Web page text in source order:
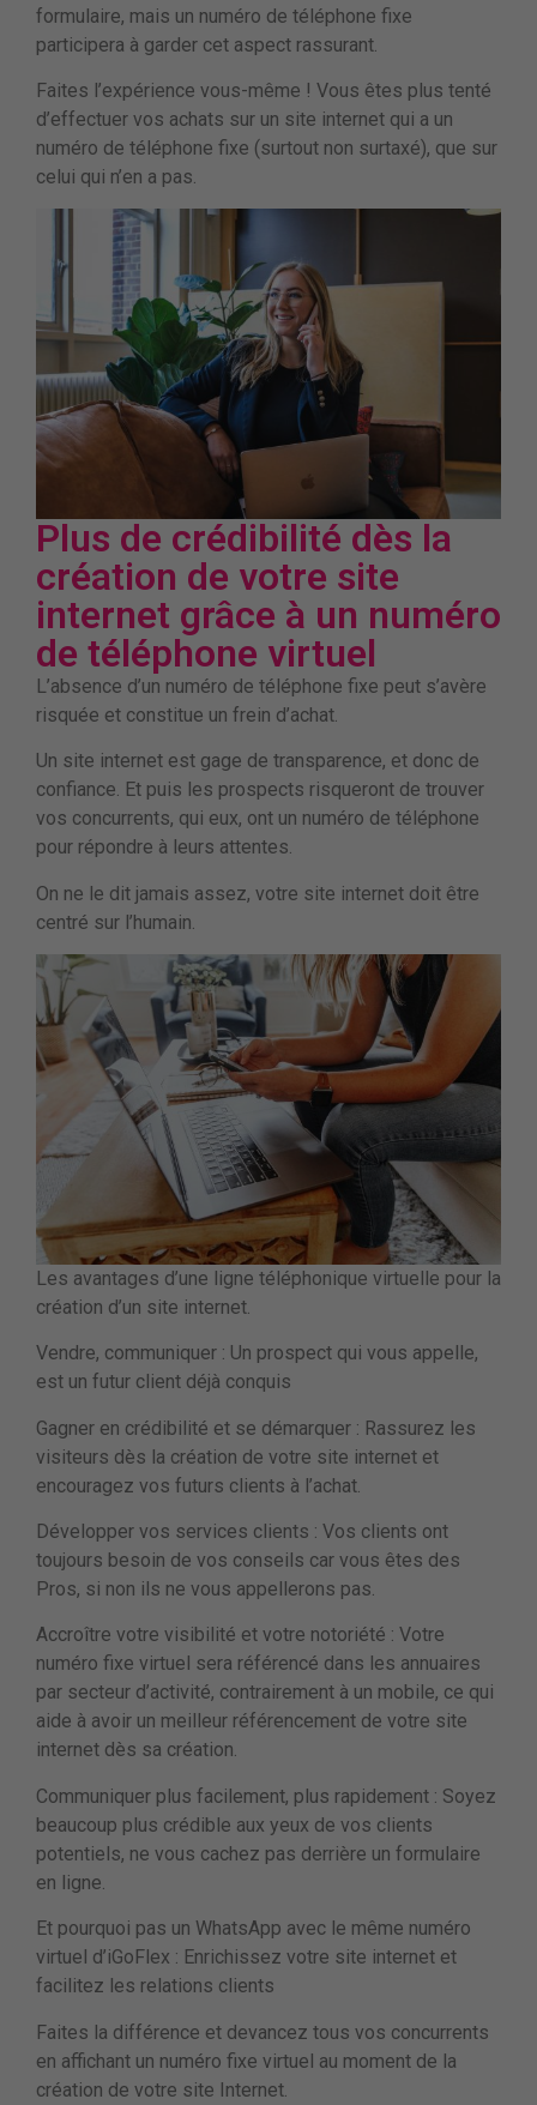
formulaire, mais un numéro de téléphone fixe
participera à garder cet aspect rassurant.
Faites l’expérience vous-même ! Vous êtes plus tenté
d’effectuer vos achats sur un site internet qui a un
numéro de téléphone fixe (surtout non surtaxé), que sur
celui qui n’en a pas.
Plus de crédibilité dès la
création de votre site
internet grâce à un numéro
de téléphone virtuel
L’absence d’un numéro de téléphone fixe peut s’avère
risquée et constitue un frein d’achat.
Un site internet est gage de transparence, et donc de
confiance. Et puis les prospects risqueront de trouver
vos concurrents, qui eux, ont un numéro de téléphone
pour répondre à leurs attentes.
On ne le dit jamais assez, votre site internet doit être
centré sur l’humain.
Les avantages d’une ligne téléphonique virtuelle pour la
création d’un site internet.
Vendre, communiquer : Un prospect qui vous appelle,
est un futur client déjà conquis
Gagner en crédibilité et se démarquer : Rassurez les
visiteurs dès la création de votre site internet et
encouragez vos futurs clients à l’achat.
Développer vos services clients : Vos clients ont
toujours besoin de vos conseils car vous êtes des
Pros, si non ils ne vous appellerons pas.
Accroître votre visibilité et votre notoriété : Votre
numéro fixe virtuel sera référencé dans les annuaires
par secteur d’activité, contrairement à un mobile, ce qui
aide à avoir un meilleur référencement de votre site
internet dès sa création.
Communiquer plus facilement, plus rapidement : Soyez
beaucoup plus crédible aux yeux de vos clients
potentiels, ne vous cachez pas derrière un formulaire
en ligne.
Et pourquoi pas un WhatsApp avec le même numéro
virtuel d’iGoFlex : Enrichissez votre site internet et
facilitez les relations clients
Faites la différence et devancez tous vos concurrents
en affichant un numéro fixe virtuel au moment de la
création de votre site Internet.